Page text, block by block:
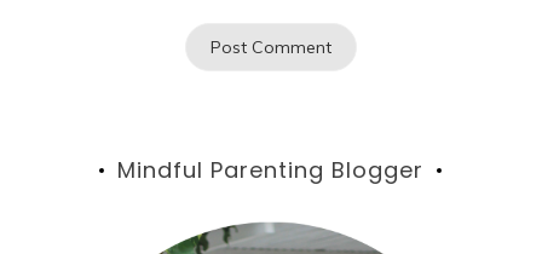
Mindful Parenting Blogger